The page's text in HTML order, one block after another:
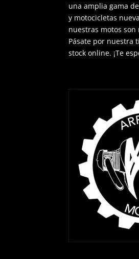
una amplia gama
y motocicletas
nuestras motos son
Pásate por nuestra
stock online. ¡Te